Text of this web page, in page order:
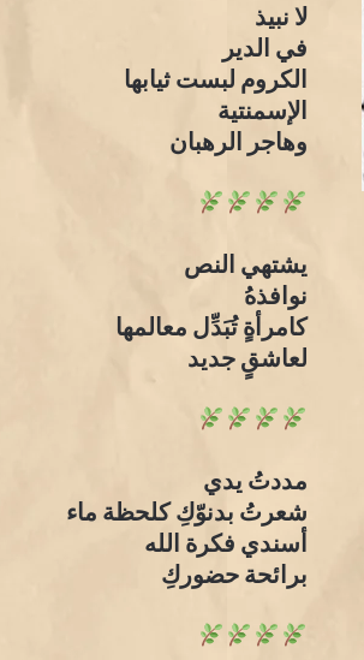
لا نبيذ
في الدير
الكروم لبست ثيابها
الإسمنتية
وهاجر الرهبان
يشتهي النص
نوافذهُ
كامرأةٍ تُبَدِّل معالمها
لعاشقٍ جديد
مددتُ يدي
شعرتُ بدنوّكِ كلحظة ماء
أسندي فكرة الله
برائحة حضوركِ